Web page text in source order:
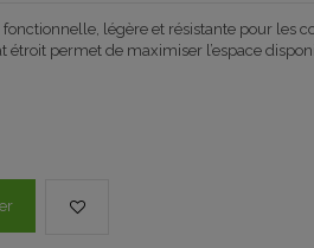
légère et résistante pour les
étroit permet de maximiser l’espace